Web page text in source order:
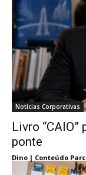
Notícias Corporativas
Livro
ponte
Dino | Conteúdo